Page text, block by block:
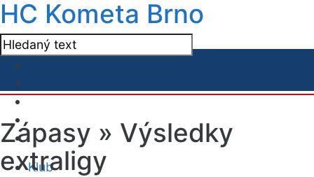
HC Kometa Brno
Klub
Zápasy » Výsledky
extraligy